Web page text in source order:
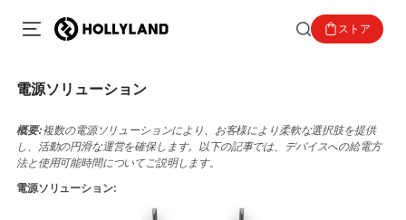
ストア
電源ソリューション
概要:複数の電源ソリューションにより、お客様により柔軟な選択肢を提供
し、活動の円滑な運営を確保します。以下の記事では、デバイスへの給電方
法と使用可能時間についてご説明します。
電源ソリューション: